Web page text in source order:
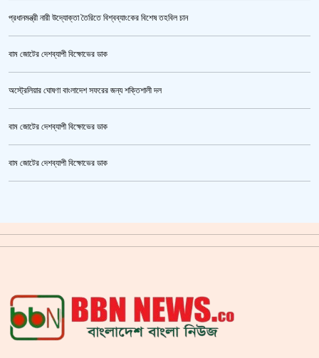
প্রধানমন্ত্রী নারী উদ্যোক্তা তৈরিতে বিশ্বব্যাংকের বিশেষ তহবিল চান
বাম জোটের দেশব্যাপী বিক্ষোভের ডাক
অস্ট্রেলিয়ার ঘোষণা বাংলাদেশ সফরের জন্য শক্তিশালী দল
বাম জোটের দেশব্যাপী বিক্ষোভের ডাক
বাম জোটের দেশব্যাপী বিক্ষোভের ডাক
গাজীপুর মহাসড়ক অবরোধ,সিটি করপোরেশনের গাড়ি চাপায় শ্রমিক নিহত
জাল ভিসায় ইউরোপে মানুষ পাঠানোর অভিযোগে,শাহজালাল থেকে গ্রেপ্তার পাঁচজন
‘শ্লীলতাহানির সত্যতা’ মিলেছে শিক্ষক মুরাদের বিরুদ্ধে